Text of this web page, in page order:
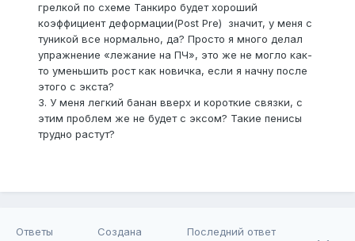
грелкой по схеме Танкиро будет хороший
коэффициент деформации(Post Pre) значит, у меня с
туникой все нормально, да? Просто я много делал
упражнение «лежание на ПЧ», это же не могло как-
то уменьшить рост как новичка, если я начну после
этого с экста?
3. У меня легкий банан вверх и короткие связки, с
этим проблем же не будет с эксом? Такие пенисы
трудно растут?
Ответы Создана Последний ответ